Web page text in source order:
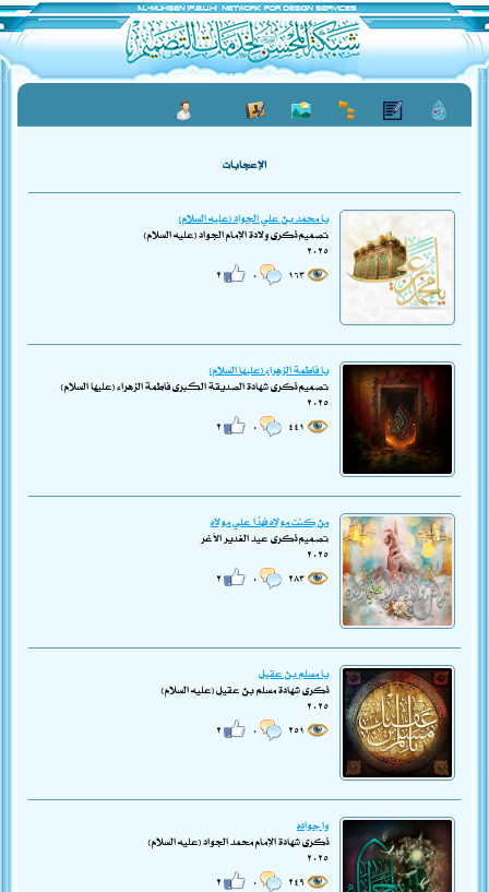
الإعجابات
يا محمد بن علي الجواد (عليه السلام)
تصميم ذكرى ولادة الإمام الجواد (عليه السلام)
٢٠٢٥
يا فاطمة الزهراء (عليها السلام)
تصميم ذكرى شهادة الصديقة الكبرى فاطمة الزهراء (عليها السلام)
٢٠٢٥
من كنت مولاه فهذا علي مولاه
تصميم ذكرى عيد الغدير الأغر
٢٠٢٥
يا مسلم بن عقيل
ذكرى شهادة مسلم بن عقيل (عليه السلام)
٢٠٢٥
وا جواده
ذكرى شهادة الإمام محمد الجواد (عليه السلام)
٢٠٢٥